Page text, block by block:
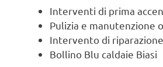
Interventi di prima
Pulizia e manutenzione
Intervento di
Bollino Blu caldaie Biasi